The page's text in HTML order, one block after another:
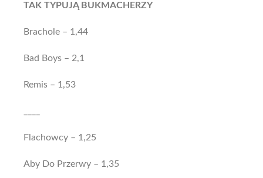
TAK TYPUJĄ BUKMACHERZY
Brachole – 1,44
Bad Boys – 2,1
Remis – 1,53
Flachowcy – 1,25
Aby Do Przerwy – 1,35